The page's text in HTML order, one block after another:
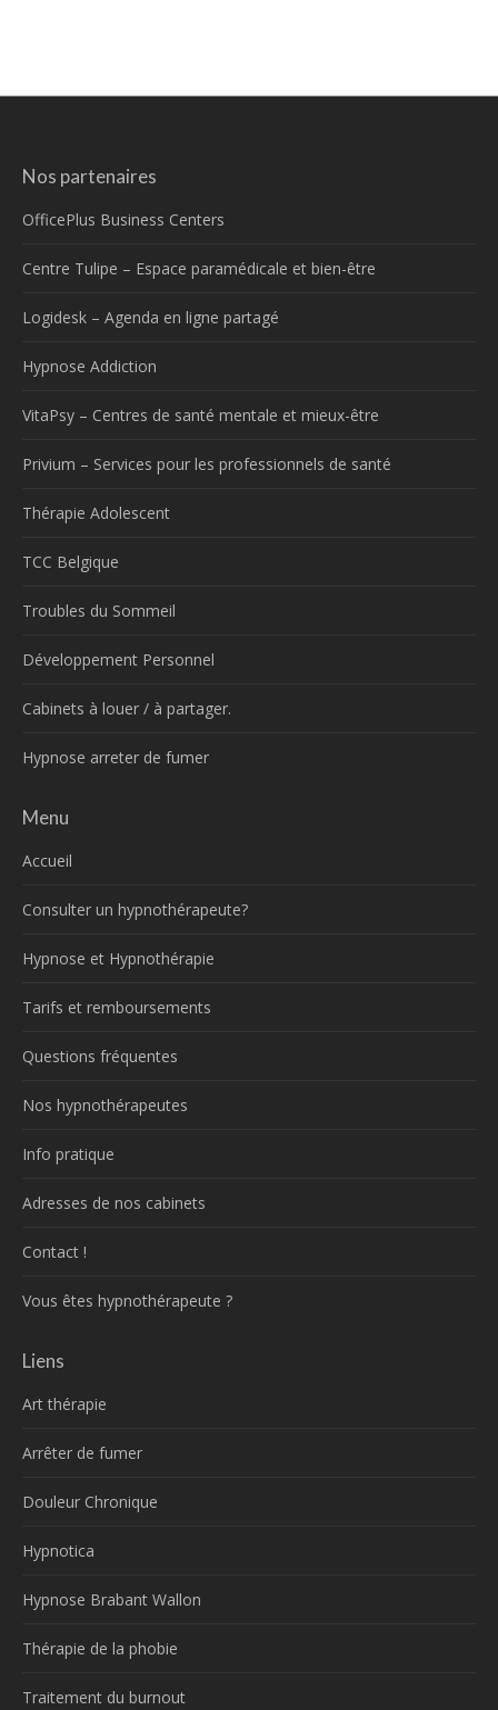
Nos partenaires
OfficePlus Business Centers
Centre Tulipe – Espace paramédicale et bien-être
Logidesk – Agenda en ligne partagé
Hypnose Addiction
VitaPsy – Centres de santé mentale et mieux-être
Privium – Services pour les professionnels de santé
Thérapie Adolescent
TCC Belgique
Troubles du Sommeil
Développement Personnel
Cabinets à louer / à partager.
Hypnose arreter de fumer
Menu
Accueil
Consulter un hypnothérapeute?
Hypnose et Hypnothérapie
Tarifs et remboursements
Questions fréquentes
Nos hypnothérapeutes
Info pratique
Adresses de nos cabinets
Contact !
Vous êtes hypnothérapeute ?
Liens
Art thérapie
Arrêter de fumer
Douleur Chronique
Hypnotica
Hypnose Brabant Wallon
Thérapie de la phobie
Traitement du burnout